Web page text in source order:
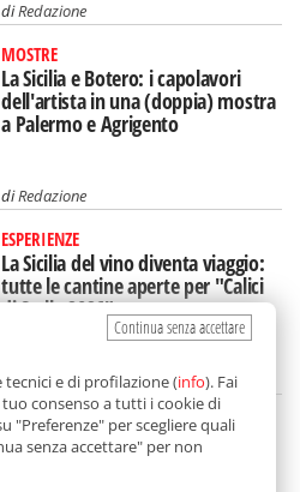
diRedazione
MOSTRE
La Sicilia e Botero: i capolavori
dell'artista in una (doppia) mostra
a Palermo e Agrigento
diRedazione
ESPERIENZE
La Sicilia del vino diventa viaggio:
tutte le cantine aperte per "Calici
di Stelle 2026"
diRedazione
DA BALARM
Continua senza accettare
e di profilazione (info). Fai
consenso a tutti i cookie di
"Preferenze" per scegliere quali
senza accettare" per non